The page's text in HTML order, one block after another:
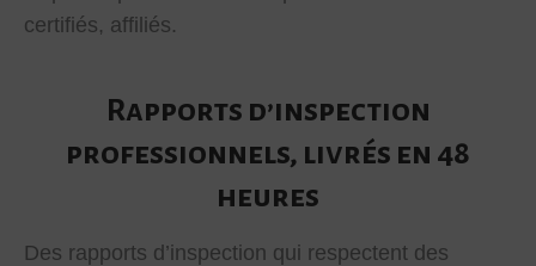
certifiés, affiliés.
Rapports d’inspection
professionnels, livrés en 48
heures
Des rapports d’inspection qui respectent des